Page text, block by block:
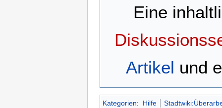
Eine
Artikel und
Kategorien: Hilfe